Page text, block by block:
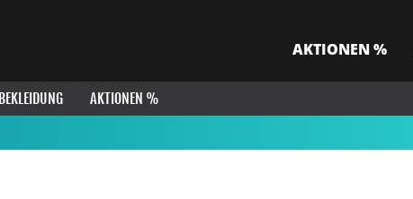
AKTIONEN %
BEKLEIDUNG
AKTIONEN %